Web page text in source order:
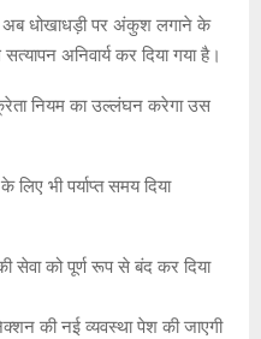
अब धोखाधड़ी पर अंकुश लगाने के
अनिवार्य कर दिया गया है।
नियम का उल्लंघन करेगा उस
भी पर्याप्त समय दिया
सेवा को पूर्ण रूप से बंद कर दिया
की नई व्यवस्था पेश की जाएगी